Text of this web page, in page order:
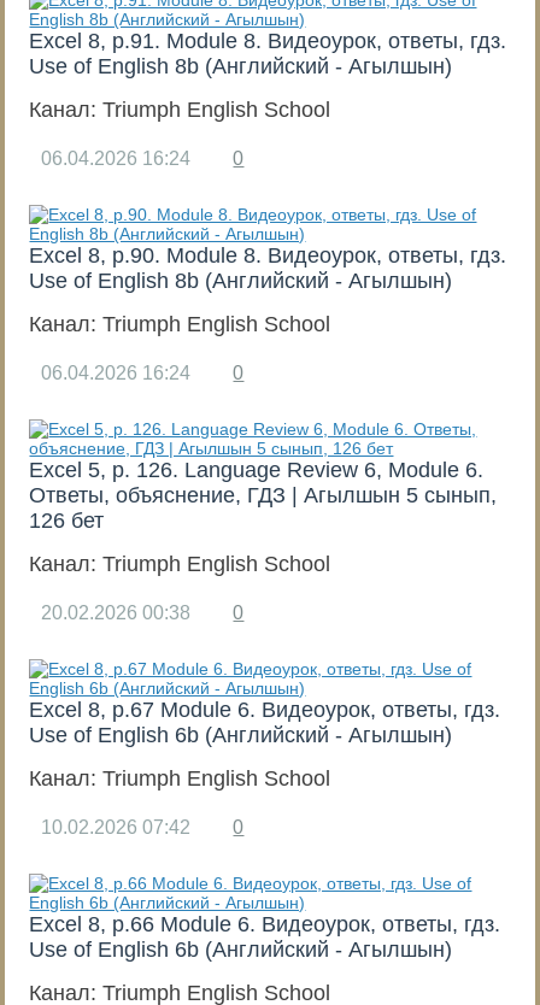
Excel 8, p.91. Module 8. Видеоурок, ответы, гдз.
Use of English 8b (Английский - Агылшын)
Канал:Triumph English School
06.04.2026 16:24 0
Excel 8, p.90. Module 8. Видеоурок, ответы, гдз.
Use of English 8b (Английский - Агылшын)
Канал:Triumph English School
06.04.2026 16:24 0
Excel 5, p. 126. Language Review 6, Module 6.
Ответы, объяснение, ГДЗ | Агылшын 5 сынып,
126 бет
Канал:Triumph English School
20.02.2026 00:38 0
Excel 8, p.67 Module 6. Видеоурок, ответы, гдз.
Use of English 6b (Английский - Агылшын)
Канал:Triumph English School
10.02.2026 07:42 0
Excel 8, p.66 Module 6. Видеоурок, ответы, гдз.
Use of English 6b (Английский - Агылшын)
Канал:Triumph English School